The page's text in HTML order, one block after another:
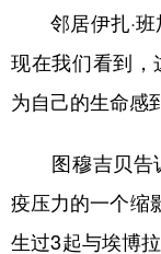
邻居伊扎·班
现在我们看到，
为自己的生命感
图穆吉贝告诉
疫压力的一个缩
生过3起与埃博